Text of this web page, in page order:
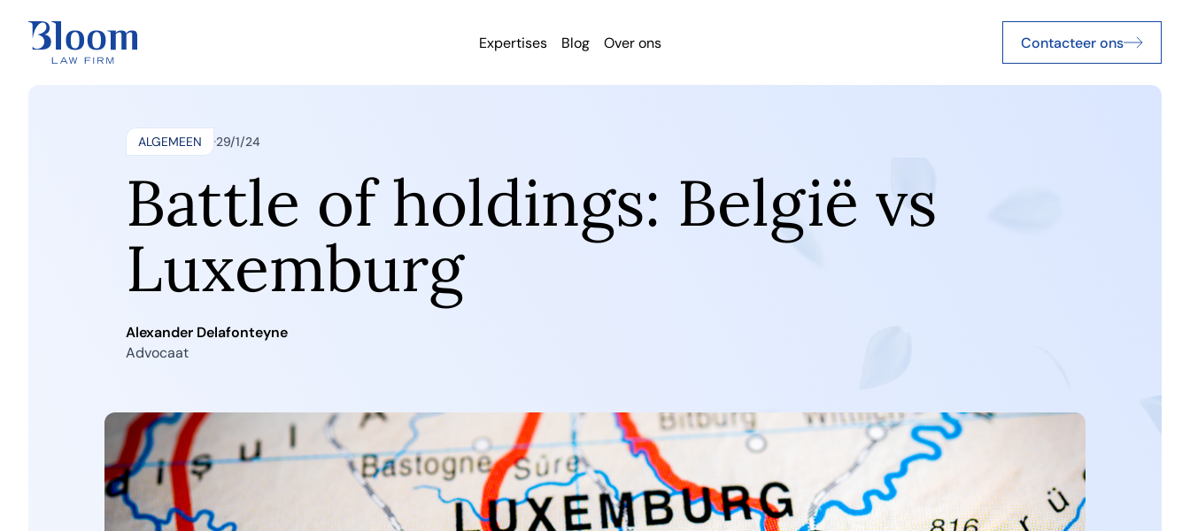
Expertises Blog Over ons Contacteer ons
ALGEMEEN 29/1/24
Battle of holdings: België vs
Luxemburg
Alexander Delafonteyne
Advocaat